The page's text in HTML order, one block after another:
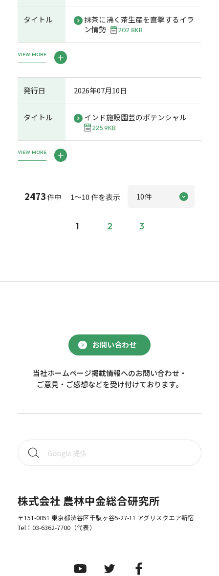
タイトル
抹茶に沸く茶生産を直撃するイラ
ン情勢
202.8KB
VIEW MORE
発行日 2026年07月10日
タイトル インド施設園芸のポテンシャル
225.9KB
VIEW MORE
2473件中 1～10 件を表示
1 2 3
お問い合わせ
当社ホームページ掲載情報へのお問い合わせ・
ご意見・ご感想などを受け付けております。
株式会社 農林中金総合研究所
〒151-0051 東京都渋谷区千駄ヶ谷5-27-11 アグリスクエア新宿
Tel： 03-6362-7700（代表）